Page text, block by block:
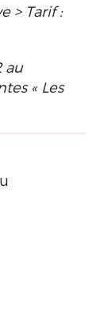
> Tarif :
au
« Les